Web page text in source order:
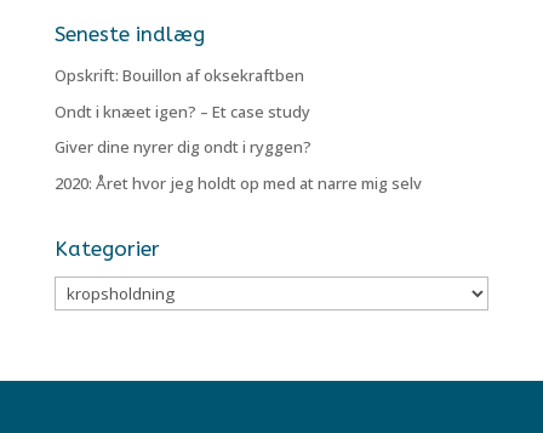
Seneste indlæg
Opskrift: Bouillon af oksekraftben
Ondt i knæet igen? – Et case study
Giver dine nyrer dig ondt i ryggen?
2020: Året hvor jeg holdt op med at narre mig selv
Kategorier
Kategorier